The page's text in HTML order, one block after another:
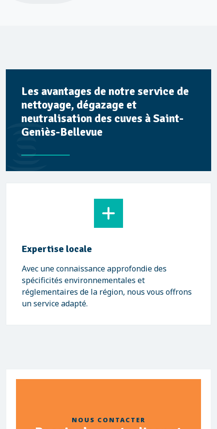
Les avantages de notre service de
nettoyage, dégazage et
neutralisation des cuves à Saint-
Geniès-Bellevue
Expertise locale
Avec une connaissance approfondie des
spécificités environnementales et
réglementaires de la région, nous vous offrons
un service adapté.
NOUS CONTACTER